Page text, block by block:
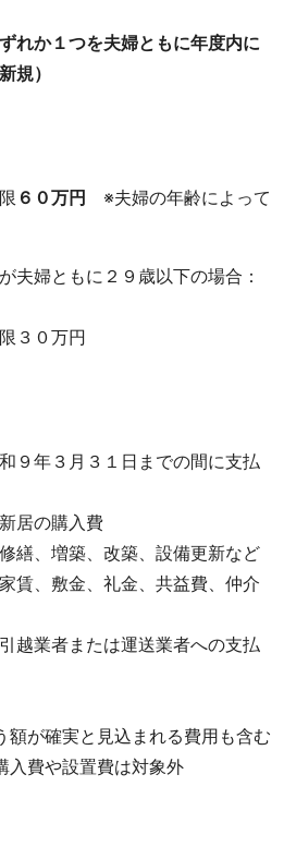
れか１つを夫婦ともに年度内に
規）
６０万円 ※夫婦の年齢によって
夫婦ともに２９歳以下の場合：
３０万円
９年３月３１日までの間に支払
の購入費
、増築、改築、設備更新など
、敷金、礼金、共益費、仲介
者または運送業者への支払
額が確実と見込まれる費用も含む
入費や設置費は対象外